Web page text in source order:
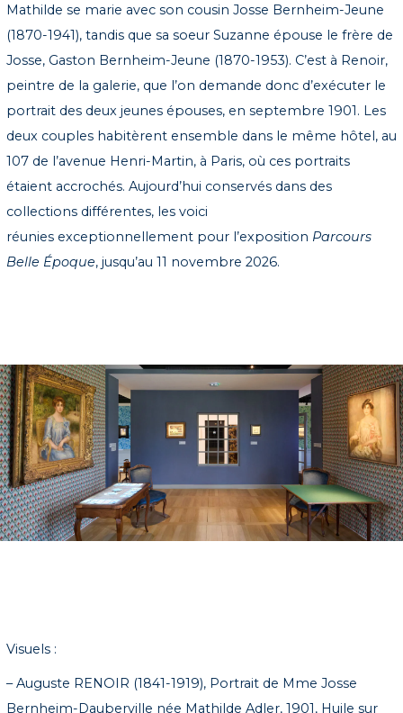
Mathilde se marie avec son cousin Josse Bernheim-Jeune
(1870-1941), tandis que sa soeur Suzanne épouse le frère de
Josse, Gaston Bernheim-Jeune (1870-1953). C’est à Renoir,
peintre de la galerie, que l’on demande donc d’exécuter le
portrait des deux jeunes épouses, en septembre 1901. Les
deux couples habitèrent ensemble dans le même hôtel, au
107 de l’avenue Henri-Martin, à Paris, où ces portraits
étaient accrochés. Aujourd’hui conservés dans des
collections différentes, les voici
réunies exceptionnellement pour l’exposition Parcours
Belle Époque, jusqu’au 11 novembre 2026.
Visuels :
– Auguste RENOIR (1841-1919), Portrait de Mme Josse
Bernheim-Dauberville née Mathilde Adler, 1901, Huile sur